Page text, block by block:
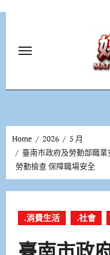
Home 2026
5 月
臺南市政府及勞動部職
勞動檢查 保障職場安全
.消費生活 .社會